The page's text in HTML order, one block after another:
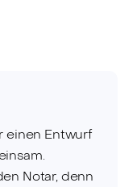
einen Entwurf
Notar, denn